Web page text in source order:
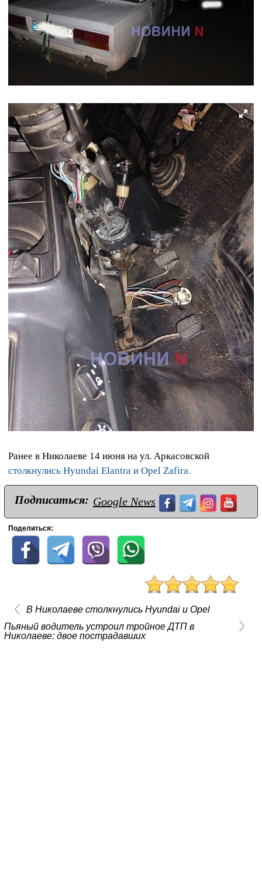
Ранее в Николаеве 14 июня на ул. Аркасовской
столкнулись Hyundai Elantra и Opel Zafira.
Подписаться: Google News
Поделиться:
В Николаеве столкнулись Hyundai и Opel
Пьяный водитель устроил тройное ДТП в
Николаеве: двое пострадавших